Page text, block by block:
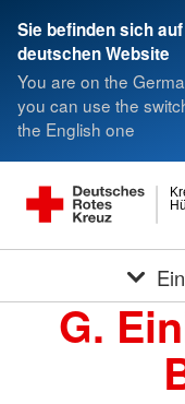
Sie befinden sich
deutschen Website
You are on the
you can use the
the English one
G.